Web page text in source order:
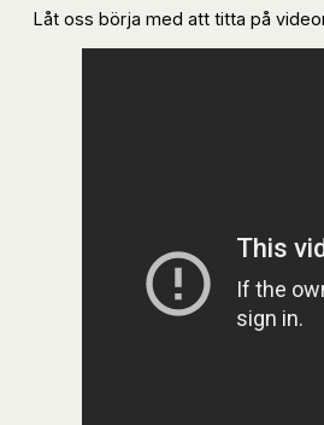
Låt oss börja med att titta på